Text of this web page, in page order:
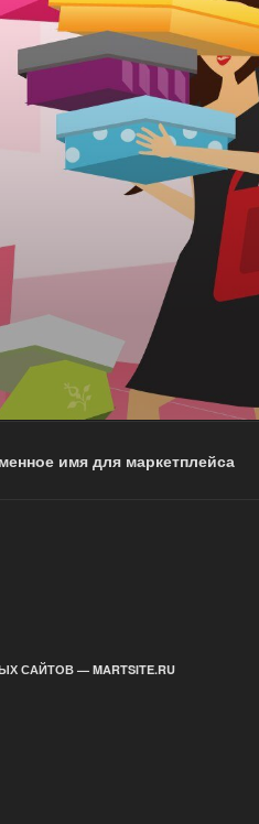
имя для маркетплейса
САЙТОВ — MARTSITE.RU